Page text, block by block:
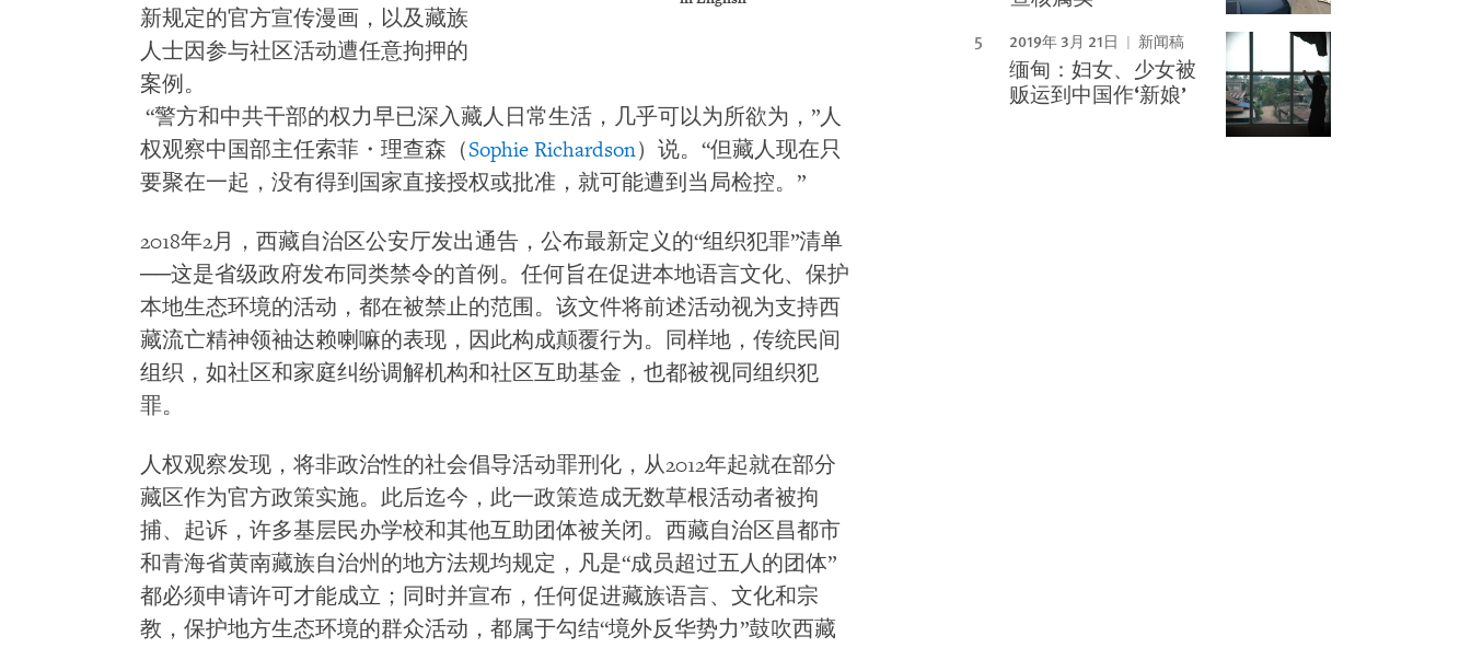
新规定的官方宣传漫画，以及藏族
人士因参与社区活动遭任意拘押的
案例。
“警方和中共干部的权力早已深入藏人日常生活，几乎可以为所欲为，”人
权观察中国部主任索菲・理查森（Sophie Richardson）说。“但藏人现在只
要聚在一起，没有得到国家直接授权或批准，就可能遭到当局检控。”
2018年2月，西藏自治区公安厅发出通告，公布最新定义的“组织犯罪”清单
──这是省级政府发布同类禁令的首例。任何旨在促进本地语言文化、保护
本地生态环境的活动，都在被禁止的范围。该文件将前述活动视为支持西
藏流亡精神领袖达赖喇嘛的表现，因此构成颠覆行为。同样地，传统民间
组织，如社区和家庭纠纷调解机构和社区互助基金，也都被视同组织犯
罪。
人权观察发现，将非政治性的社会倡导活动罪刑化，从2012年起就在部分
藏区作为官方政策实施。此后迄今，此一政策造成无数草根活动者被拘
捕、起诉，许多基层民办学校和其他互助团体被关闭。西藏自治区昌都市
和青海省黄南藏族自治州的地方法规均规定，凡是“成员超过五人的团体”
都必须申请许可才能成立；同时并宣布，任何促进藏族语言、文化和宗
教，保护地方生态环境的群众活动，都属于勾结“境外反华势力”鼓吹西藏
2019年 3月 21日 新闻稿
缅甸：妇女、少女被
贩运到中国作‘新娘’